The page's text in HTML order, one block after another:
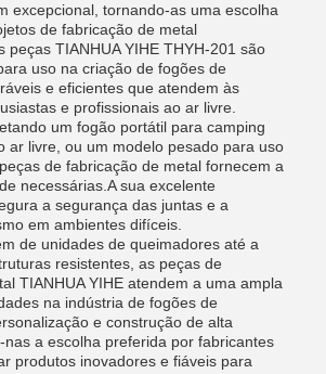
excepcional, tornando-as uma escolha
de fabricação de metal
peças TIANHUA YIHE THYH-201 são
uso na criação de fogões de
e eficientes que atendem às
e profissionais ao ar livre.
um fogão portátil para camping
ar livre, ou um modelo pesado para uso
de fabricação de metal fornecem a
necessárias.A sua excelente
a segurança das juntas e a
em ambientes difíceis.
de unidades de queimadores até a
resistentes, as peças de
TIANHUA YIHE atendem a uma ampla
na indústria de fogões de
e construção de alta
a escolha preferida por fabricantes
produtos inovadores e fiáveis para